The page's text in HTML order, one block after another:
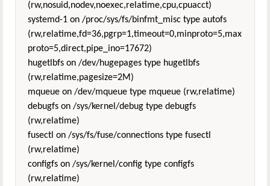
(rw,nosuid,nodev,noexec,relatime,cpu,cpuacct)
systemd-1 on /proc/sys/fs/binfmt_misc type autofs
(rw,relatime,fd=36,pgrp=1,timeout=0,minproto=5,max
proto=5,direct,pipe_ino=17672)
hugetlbfs on /dev/hugepages type hugetlbfs
(rw,relatime,pagesize=2M)
mqueue on /dev/mqueue type mqueue (rw,relatime)
debugfs on /sys/kernel/debug type debugfs
(rw,relatime)
fusectl on /sys/fs/fuse/connections type fusectl
(rw,relatime)
configfs on /sys/kernel/config type configfs
(rw,relatime)